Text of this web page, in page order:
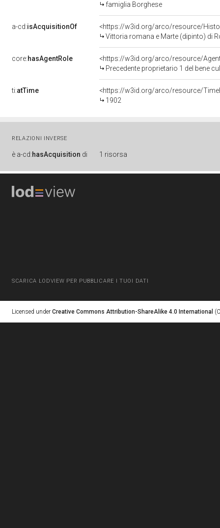
famiglia Borghese
a-cd:isAcquisitionOf
<https://w3id.org/arco/resource/
Vittoria romana e Marte (dipinto) di
core:hasAgentRole
<https://w3id.org/arco/resource/
Precedente proprietario 1 del bene
ti:atTime
<https://w3id.org/arco/resource/
1902
RELAZIONI INVERSE
è a-cd:hasAcquisition di 1 risorsa
SCARICA LODVIEW PER PUBBLICARE I TUOI DATI
Licensed under Creative Commons Attribution-ShareAlike 4.0 International